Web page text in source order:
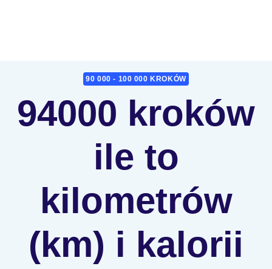
90 000 - 100 000 KROKÓW
94000 kroków
ile to
kilometrów
(km) i kalorii